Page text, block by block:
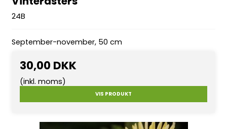
24B
September-november, 50 cm
30,00 DKK
(inkl. moms)
VIS PRODUKT